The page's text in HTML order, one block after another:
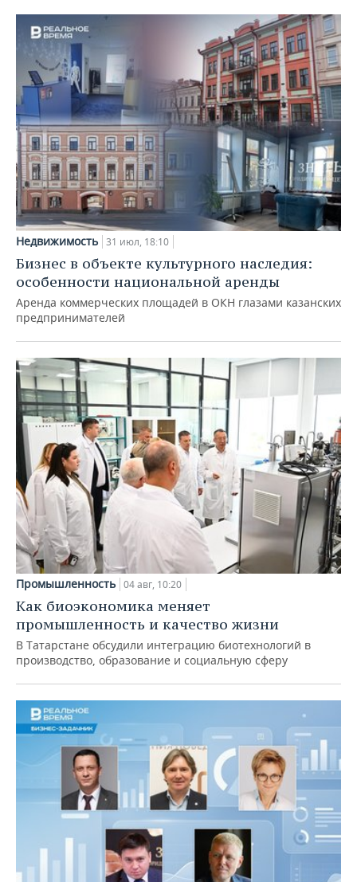
Недвижимость 31 июл, 18:10
Бизнес в объекте культурного наследия:
особенности национальной аренды
Аренда коммерческих площадей в ОКН глазами казанских
предпринимателей
Промышленность 04 авг, 10:20
Как биоэкономика меняет
промышленность и качество жизни
В Татарстане обсудили интеграцию биотехнологий в
производство, образование и социальную сферу